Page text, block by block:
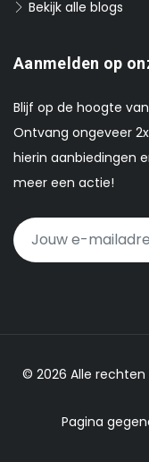
Bekijk alle blogs
Aanmelden op
Blijf op de hoogte
Ontvang ongeveer
hierin aanbiedingen
meer een actie!
© 2026 Alle
Pagina